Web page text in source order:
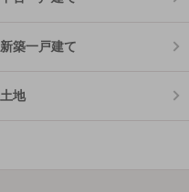
新築一戸建て
土地